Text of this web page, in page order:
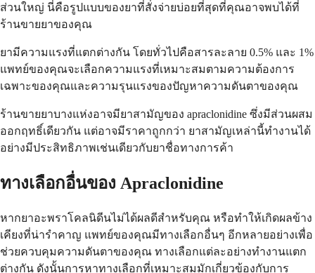
ส่วนใหญ่ นี่คือรูปแบบของยาที่สั่งจ่ายบ่อยที่สุดที่คุณอาจพบได้ที่
ร้านขายยาของคุณ
ยามีความแรงที่แตกต่างกัน โดยทั่วไปคือสารละลาย 0.5% และ 1%
แพทย์ของคุณจะเลือกความแรงที่เหมาะสมตามความต้องการ
เฉพาะของคุณและความรุนแรงของปัญหาความดันตาของคุณ
ร้านขายยาบางแห่งอาจมียาสามัญของ apraclonidine ซึ่งมีส่วนผสม
ออกฤทธิ์เดียวกัน แต่อาจมีราคาถูกกว่า ยาสามัญเหล่านี้ทำงานได้
อย่างมีประสิทธิภาพเช่นเดียวกับยาชื่อทางการค้า
ทางเลือกอื่นของ Apraclonidine
หากยาอะพราโคลนิดีนไม่ได้ผลดีสำหรับคุณ หรือทำให้เกิดผลข้าง
เคียงที่น่ารำคาญ แพทย์ของคุณมีทางเลือกอื่นๆ อีกหลายอย่างเพื่อ
ช่วยควบคุมความดันตาของคุณ ทางเลือกแต่ละอย่างทำงานแตก
ต่างกัน ดังนั้นการหาทางเลือกที่เหมาะสมมักเกี่ยวข้องกับการ